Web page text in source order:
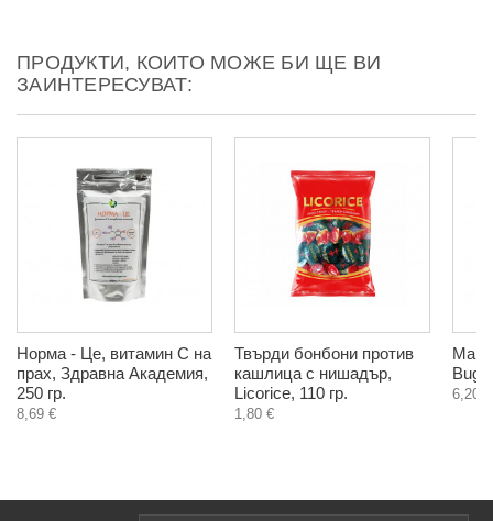
ПРОДУКТИ, КОИТО МОЖЕ БИ ЩЕ ВИ
ЗАИНТЕРЕСУВАТ:
Норма - Це, витамин С на
прах, Здравна Академия,
250 гр.
8,69 €
Твърди бонбони против
кашлица с нишадър,
Licorice, 110 гр.
1,80 €
6,20 €